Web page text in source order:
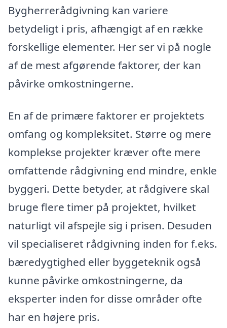
Bygherrerådgivning kan variere
betydeligt i pris, afhængigt af en række
forskellige elementer. Her ser vi på nogle
af de mest afgørende faktorer, der kan
påvirke omkostningerne.
En af de primære faktorer er projektets
omfang og kompleksitet. Større og mere
komplekse projekter kræver ofte mere
omfattende rådgivning end mindre, enkle
byggeri. Dette betyder, at rådgivere skal
bruge flere timer på projektet, hvilket
naturligt vil afspejle sig i prisen. Desuden
vil specialiseret rådgivning inden for f.eks.
bæredygtighed eller byggeteknik også
kunne påvirke omkostningerne, da
eksperter inden for disse områder ofte
har en højere pris.